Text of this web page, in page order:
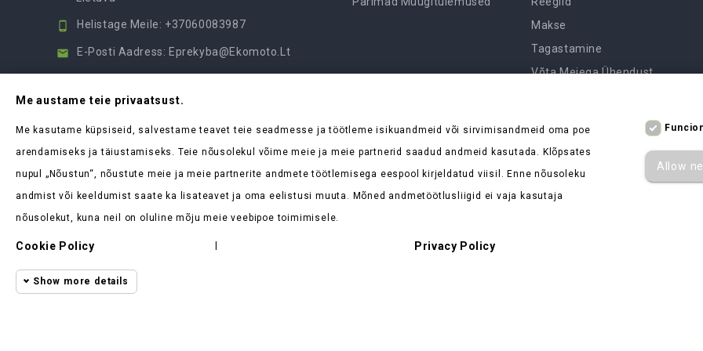
 Helistage Meile: +37060083987
 E-Posti Aadress: Eprekyba@ekomoto.lt
Makse
Tagastamine
Võta Meiega Ühendust
Me austame teie privaatsust.
Me kasutame küpsiseid, salvestame teavet teie seadmesse ja töötleme isikuandmeid või sirvimisandmeid oma poe
arendamiseks ja täiustamiseks. Teie nõusolekul võime meie ja meie partnerid saadud andmeid kasutada. Klõpsates
nupul „Nõustun“, nõustute meie ja meie partnerite andmete töötlemisega eespool kirjeldatud viisil. Enne nõusoleku
andmist või keeldumist saate ka lisateavet ja oma eelistusi muuta. Mõned andmetöötlusliigid ei vaja kasutaja
nõusolekut, kuna neil on oluline mõju meie veebipoe toimimisele.
Cookie Policy Privacy Policy
Show more details
Allow